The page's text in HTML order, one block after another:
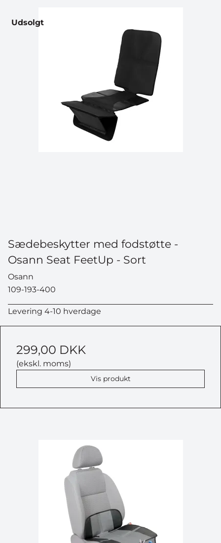
Udsolgt
Sædebeskytter med fodstøtte -
Osann Seat FeetUp - Sort
Osann
109-193-400
Levering 4-10 hverdage
299,00 DKK
(ekskl. moms)
Vis produkt